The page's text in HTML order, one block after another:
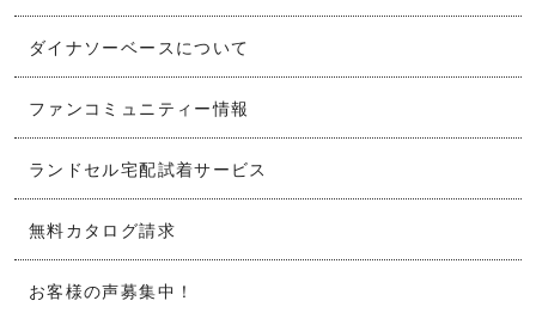
ダイナソーベースについて
ファンコミュニティー情報
ランドセル宅配試着サービス
無料カタログ請求
お客様の声募集中！